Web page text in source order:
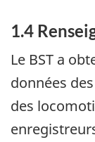
1.4
Le BST a
données
des